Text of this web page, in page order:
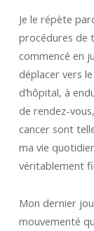
Je le répète
procédures de
commencé en
déplacer vers
d’hôpital, à
de rendez-
cancer sont
ma vie
véritablement
Mon dernier
mouvementé